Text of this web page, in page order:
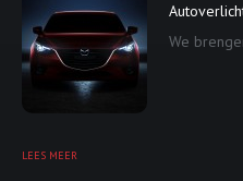
We
LEES MEER